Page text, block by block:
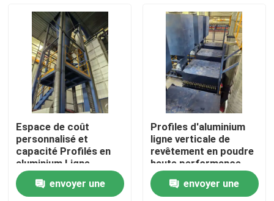
Produits
VR Show
Espace de coût
personnalisé et
capacité Profilés en
aluminium Ligne
verticale de
revêtement en poudre
envoyer une
Profiles d'aluminium
ligne verticale de
revêtement en poudre
haute performance
envoyer une